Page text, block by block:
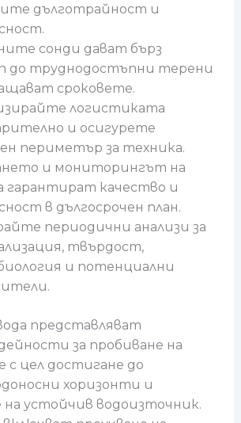
дълготрайност и
сонди дават бърз
до труднодостъпни терени
сроковете.
логистиката
и осигурете
периметър за техника.
и мониторингът на
гарантират качество и
в дългосрочен план.
периодични анализи за
твърдост,
и потенциални
представляват
за пробиване на
с цел достигане до
хоризонти и
на устойчив водоизточник.